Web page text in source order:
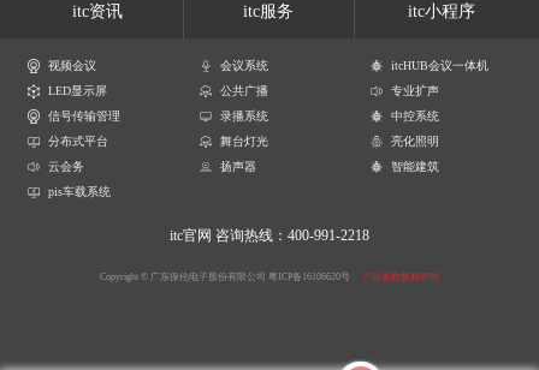
itc资讯 itc服务 itc小程序
视频会议 会议系统
itcHUB会议一体机
LED显示屏
公共广播
专业扩声
信号传输管理
录播系统
中控系统
分布式平台
舞台灯光
亮化照明
云会务
扬声器
智能建筑
pis车载系统
itc官网 咨询热线：400-991-2218
Copyright © 广东保伦电子股份有限公司 粤ICP备16106620号 产品参数解释声明